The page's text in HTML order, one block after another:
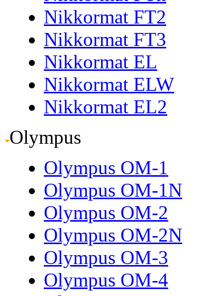
Nikkormat FT2
Nikkormat FT3
Nikkormat EL
Nikkormat ELW
Nikkormat EL2
Olympus
Olympus OM-1
Olympus OM-1N
Olympus OM-2
Olympus OM-2N
Olympus OM-3
Olympus OM-4